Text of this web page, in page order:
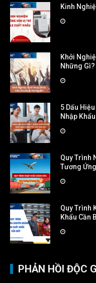
Kinh
Khởi
Những Gì?
5 Dấu
Nhập
Quy Trình
Tương Ứng
Quy Trình
Khẩu Cần
PHẢN HỒI ĐỘC